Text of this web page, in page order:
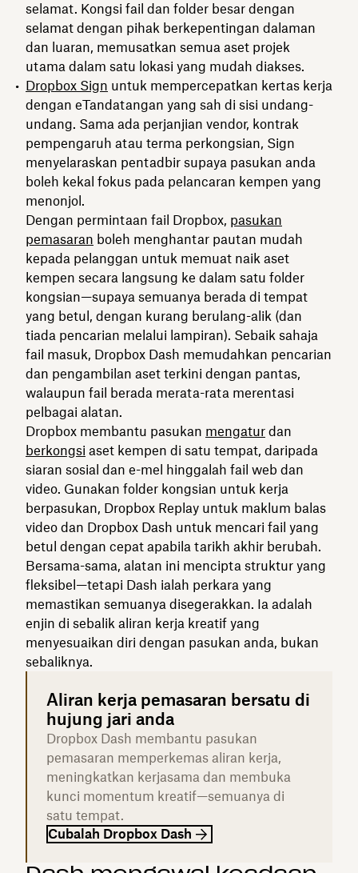
selamat. Kongsi fail dan folder besar dengan
selamat dengan pihak berkepentingan dalaman
dan luaran, memusatkan semua aset projek
utama dalam satu lokasi yang mudah diakses.
Dropbox Sign untuk mempercepatkan kertas kerja
dengan eTandatangan yang sah di sisi undang-
undang. Sama ada perjanjian vendor, kontrak
pempengaruh atau terma perkongsian, Sign
menyelaraskan pentadbir supaya pasukan anda
boleh kekal fokus pada pelancaran kempen yang
menonjol.
Dengan permintaan fail Dropbox, pasukan
pemasaran boleh menghantar pautan mudah
kepada pelanggan untuk memuat naik aset
kempen secara langsung ke dalam satu folder
kongsian—supaya semuanya berada di tempat
yang betul, dengan kurang berulang-alik (dan
tiada pencarian melalui lampiran). Sebaik sahaja
fail masuk, Dropbox Dash memudahkan pencarian
dan pengambilan aset terkini dengan pantas,
walaupun fail berada merata-rata merentasi
pelbagai alatan.
Dropbox membantu pasukan mengatur dan
berkongsi aset kempen di satu tempat, daripada
siaran sosial dan e-mel hinggalah fail web dan
video. Gunakan folder kongsian untuk kerja
berpasukan, Dropbox Replay untuk maklum balas
video dan Dropbox Dash untuk mencari fail yang
betul dengan cepat apabila tarikh akhir berubah.
Bersama-sama, alatan ini mencipta struktur yang
fleksibel—tetapi Dash ialah perkara yang
memastikan semuanya disegerakkan. Ia adalah
enjin di sebalik aliran kerja kreatif yang
menyesuaikan diri dengan pasukan anda, bukan
sebaliknya.
Aliran kerja pemasaran bersatu di
hujung jari anda
Dropbox Dash membantu pasukan
pemasaran memperkemas aliran kerja,
meningkatkan kerjasama dan membuka
kunci momentum kreatif—semuanya di
satu tempat.
Cubalah Dropbox Dash